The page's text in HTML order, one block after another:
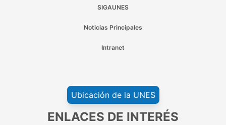
SIGAUNES
Noticias Principales
Intranet
Ubicación de la UNES
ENLACES DE INTERÉS